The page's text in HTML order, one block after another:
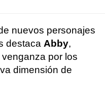
nuevos personajes
destaca Abby,
por los
dimensión de